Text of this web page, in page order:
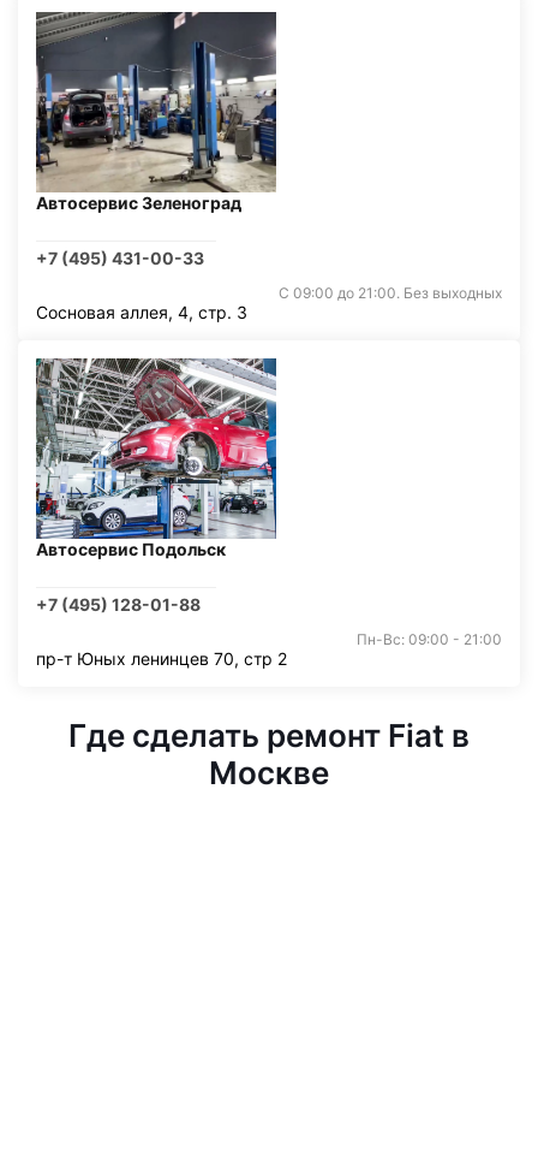
Автосервис Зеленоград
+7 (495) 431-00-33
С 09:00 до 21:00. Без выходных
Сосновая аллея, 4, стр. 3
Автосервис Подольск
+7 (495) 128-01-88
Пн-Вс: 09:00 - 21:00
пр-т Юных ленинцев 70, стр 2
Где сделать ремонт Fiat в
Москве